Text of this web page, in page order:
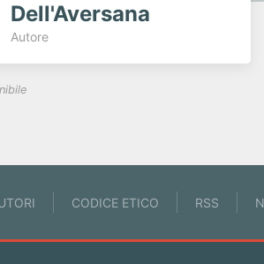
Dell'Aversana
Autore
CODICE ETICO RSS